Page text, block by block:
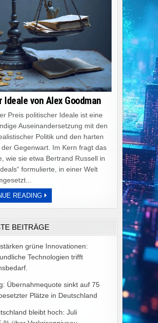
von Alex Goodman
Preis politischer Ideale ist eine
Auseinandersetzung mit den
Politik und den harten
Gegenwart. Im Kern fragt das
wie sie etwa Bertrand Russell in
formulierte, in einer Welt
READINGDER
PREIS
POLITISCHER
VON
ALEX
GOODMAN
BEITRÄGE
grüne Innovationen:
Technologien trifft
Übernahmequote sinkt auf 75
Plätze in Deutschland
bleibt hoch: Juli